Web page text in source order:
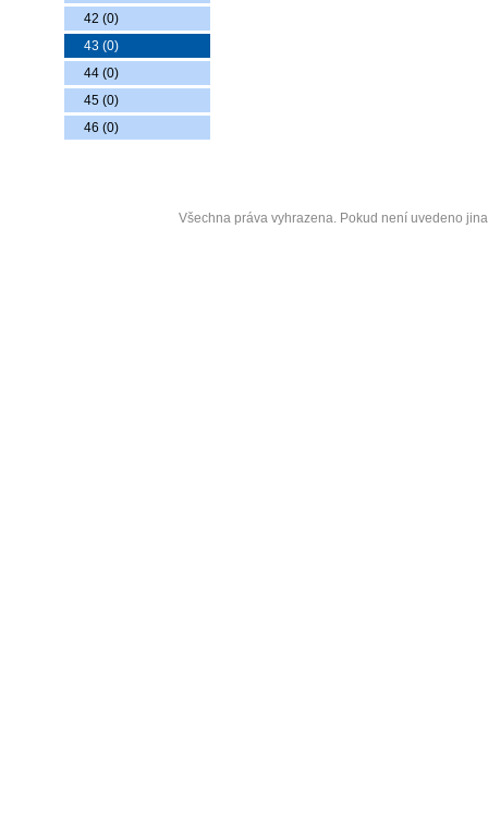
42 (0)
43 (0)
44 (0)
45 (0)
46 (0)
Všechna práva vyhrazena. Pokud není uvedeno